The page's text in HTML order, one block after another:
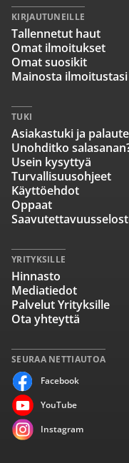
SEURAA NETTIAUTOA
Facebook
YouTube
Instagram
KIRJAUTUNEILLE
Tallennetut haut
Omat ilmoitukset
Omat suosikit
Mainosta ilmoitustasi
TUKI
Asiakastuki ja palaute
Unohditko
Usein kysyttyä
Turvallisuusohjeet
Käyttöehdot
Oppaat
YRITYKSILLE
Hinnasto
Mediatiedot
Palvelut Yrityksille
Ota yhteyttä